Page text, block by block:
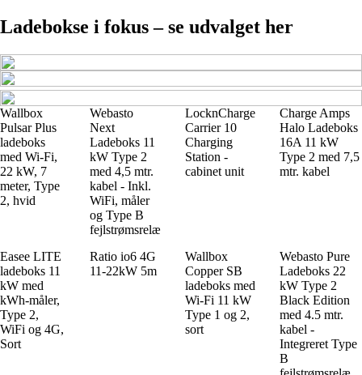
Ladebokse i fokus – se udvalget her
Wallbox
Pulsar Plus
ladeboks
med Wi-Fi,
22 kW, 7
meter, Type
2, hvid
Webasto
Next
Ladeboks 11
kW Type 2
med 4,5 mtr.
kabel - Inkl.
WiFi, måler
og Type B
fejlstrømsrelæ
LocknCharge
Carrier 10
Charging
Station -
cabinet unit
Charge Amps
Halo Ladeboks
16A 11 kW
Type 2 med 7,5
mtr. kabel
Easee LITE
ladeboks 11
kW med
kWh-måler,
Type 2,
WiFi og 4G,
Sort
Ratio io6 4G
11-22kW 5m
Wallbox
Copper SB
ladeboks med
Wi-Fi 11 kW
Type 1 og 2,
sort
Webasto Pure
Ladeboks 22
kW Type 2
Black Edition
med 4.5 mtr.
kabel -
Integreret Type
B